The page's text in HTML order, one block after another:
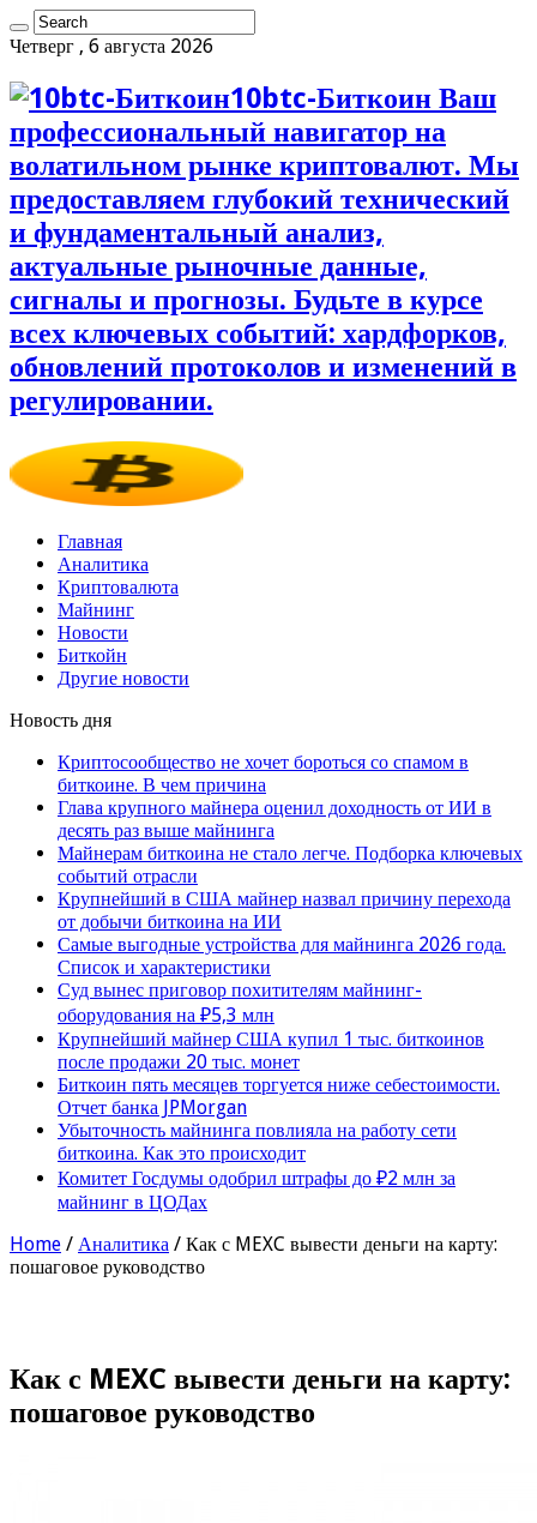
Четверг , 6 августа 2026
10btc-Биткоин Ваш
профессиональный навигатор на
волатильном рынке криптовалют. Мы
предоставляем глубокий технический
и фундаментальный анализ,
актуальные рыночные данные,
сигналы и прогнозы. Будьте в курсе
всех ключевых событий: хардфорков,
обновлений протоколов и изменений в
регулировании.
Главная
Аналитика
Криптовалюта
Майнинг
Новости
Биткойн
Другие новости
Новость дня
Криптосообщество не хочет бороться со спамом в
биткоине. В чем причина
Глава крупного майнера оценил доходность от ИИ в
десять раз выше майнинга
Майнерам биткоина не стало легче. Подборка ключевых
событий отрасли
Крупнейший в США майнер назвал причину перехода
от добычи биткоина на ИИ
Самые выгодные устройства для майнинга 2026 года.
Список и характеристики
Суд вынес приговор похитителям майнинг-
оборудования на ₽5,3 млн
Крупнейший майнер США купил 1 тыс. биткоинов
после продажи 20 тыс. монет
Биткоин пять месяцев торгуется ниже себестоимости.
Отчет банка JPMorgan
Убыточность майнинга повлияла на работу сети
биткоина. Как это происходит
Комитет Госдумы одобрил штрафы до ₽2 млн за
майнинг в ЦОДах
Home / Аналитика / Как с MEXC вывести деньги на карту:
пошаговое руководство
Как с MEXC вывести деньги на карту:
пошаговое руководство